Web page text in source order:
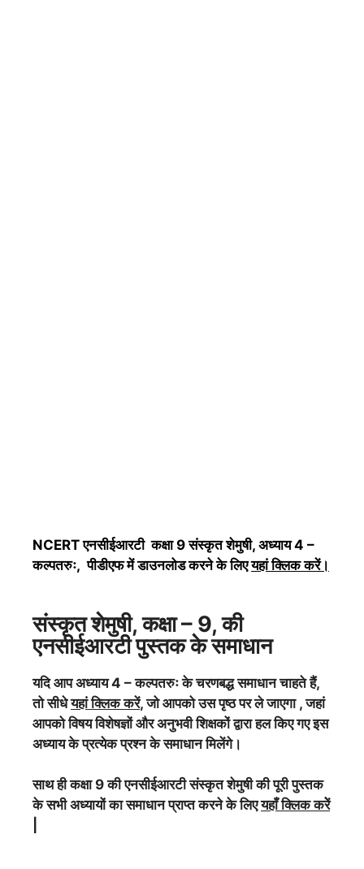
NCERT एनसीईआरटी कक्षा 9संस्कृत शेमुषी, अध्याय 4 –
कल्पतरुः, पीडीएफ में डाउनलोड करने के लिएयहां क्लिक करें।
संस्कृत शेमुषी, कक्षा – 9, की
एनसीईआरटी पुस्तक के समाधान
यदि आप अध्याय 4 – कल्पतरुः के चरणबद्ध समाधान चाहते हैं,
तो सीधेयहां क्लिक करें, जो आपको उस पृष्ठ पर ले जाएगा , जहां
आपको विषय विशेषज्ञों और अनुभवी शिक्षकों द्वारा हल किए गए इस
अध्याय के प्रत्येक प्रश्न के समाधान मिलेंगे।
साथ ही कक्षा 9 की एनसीईआरटीसंस्कृत शेमुषीकी पूरी पुस्तक
के सभी अध्यायों का समाधान प्राप्त करने के लिएयहाँ क्लिक करेें